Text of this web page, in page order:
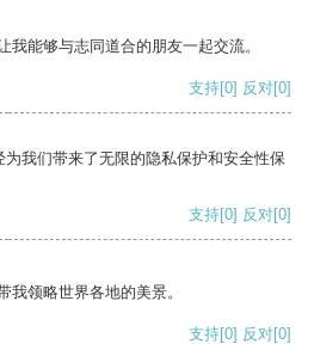
我能够与志同道合的朋友一起交流。
支持[0] 反对[0]
我们带来了无限的隐私保护和安全性保
支持[0] 反对[0]
我领略世界各地的美景。
支持[0] 反对[0]